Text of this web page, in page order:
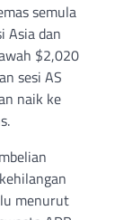
semula
Asia dan
$2,020
sesi AS
naik ke
menurut